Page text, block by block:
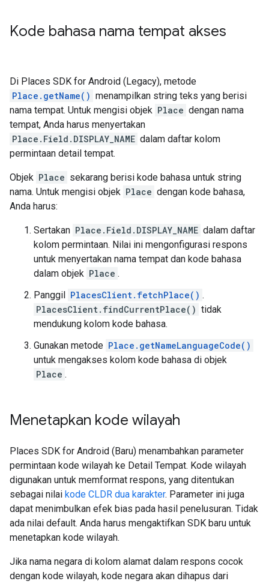
Kode bahasa nama tempat akses
Di Places SDK for Android (Legacy), metode
Place.getName() menampilkan string teks yang berisi
nama tempat. Untuk mengisi objek Place dengan nama
tempat, Anda harus menyertakan
Place.Field.DISPLAY_NAME dalam daftar kolom
permintaan detail tempat.
Objek Place sekarang berisi kode bahasa untuk string
nama. Untuk mengisi objek Place dengan kode bahasa,
Anda harus:
Sertakan Place.Field.DISPLAY_NAME dalam daftar
kolom permintaan. Nilai ini mengonfigurasi respons
untuk menyertakan nama tempat dan kode bahasa
dalam objek Place .
Panggil PlacesClient.fetchPlace() .
PlacesClient.findCurrentPlace() tidak
mendukung kolom kode bahasa.
Gunakan metode Place.getNameLanguageCode()
untuk mengakses kolom kode bahasa di objek
Place .
Menetapkan kode wilayah
Places SDK for Android (Baru) menambahkan parameter
permintaan kode wilayah ke Detail Tempat. Kode wilayah
digunakan untuk memformat respons, yang ditentukan
sebagai nilai kode CLDR dua karakter. Parameter ini juga
dapat menimbulkan efek bias pada hasil penelusuran. Tidak
ada nilai default. Anda harus mengaktifkan SDK baru untuk
menetapkan kode wilayah.
Jika nama negara di kolom alamat dalam respons cocok
dengan kode wilayah, kode negara akan dihapus dari